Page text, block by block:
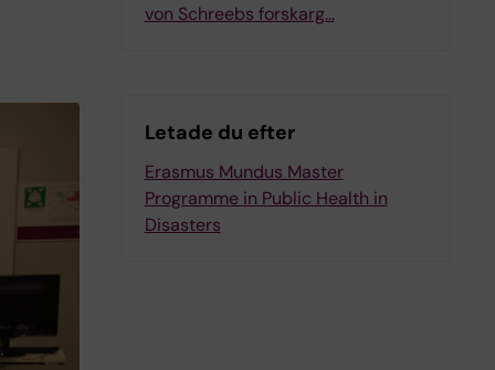
von Schreebs forskarg…
Letade du efter
Erasmus Mundus Master
Programme in Public Health in
Disasters